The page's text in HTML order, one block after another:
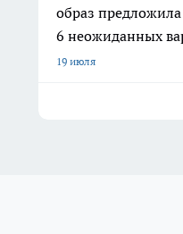
образ
6 неожиданных
19 июля